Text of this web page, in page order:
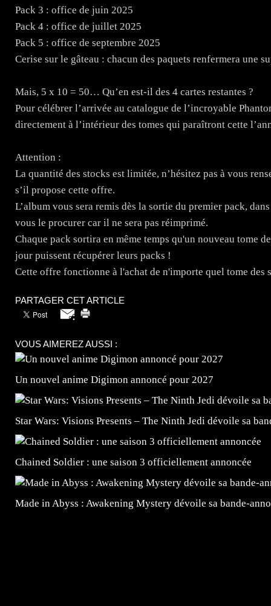
Pack 3 : office de juin 2025
Pack 4 : office de juillet 2025
Pack 5 : office de septembre 2025
Cerise sur le gâteau : chacun des paquets renfermera une
Mais, 5 x 10 = 50… Qu’en est-il des 4 cartes restantes ?
Pour célébrer l’arrivée au catalogue de l’incroyable
directement à l’intérieur des tomes qui paraîtront cette
Attention :
La quantité des stocks est limitée, n’hésitez pas à vous
s’il propose cette offre.
L’album vous sera remis dès la sortie du premier pack,
vous le procurer car il ne sera pas réimprimé.
Chaque pack sortira en même temps qu'un nouveau tome
jour puissent récupérer leurs packs !
Cette offre fonctionne à l'achat de n'importe quel tome des
PARTAGER CET ARTICLE
VOUS AIMEREZ AUSSI :
Un nouvel anime Digimon annoncé pour 2027
Star Wars: Visions Presents – The Ninth Jedi dévoile sa
Chained Soldier : une saison 3 officiellement annoncée
Made in Abyss : Awakening Mystery dévoile sa bande-